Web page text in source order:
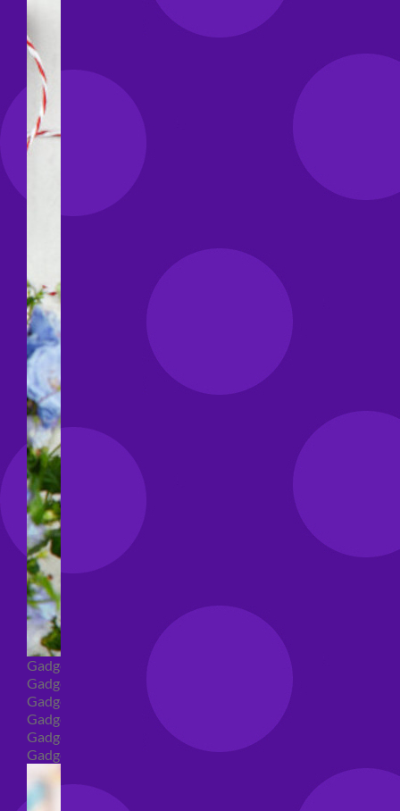
Gadget
Gadget addio al nubilato
Gadget Laurea
Gadget addio al celibato
Gadget per compleanno
Gadget generici